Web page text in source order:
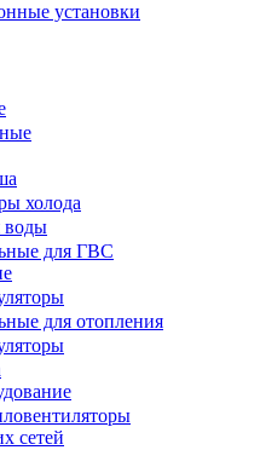
установки
холода
воды
для ГВС
для отопления
сетей